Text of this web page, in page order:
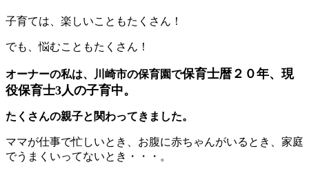
子育ては、楽しいこともたくさん！
でも、悩むこともたくさん！
オーナーの私は、川崎市の保育園で保育士暦２０年、現
役保育士3人の子育中。
たくさんの親子と関わってきました。
ママが仕事で忙しいとき、お腹に赤ちゃんがいるとき、家庭
でうまくいってないとき・・・。